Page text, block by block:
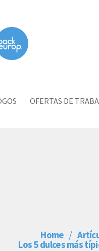
OFERTAS DE
Home
Los 5 dulces más